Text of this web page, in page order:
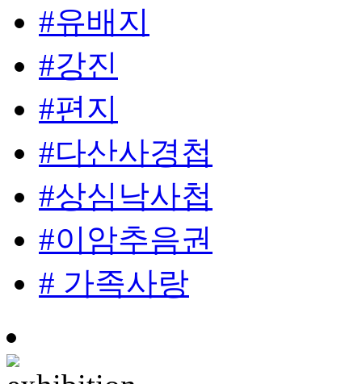
#유배지
#강진
#편지
#다산사경첩
#상심낙사첩
#이암추음권
# 가족사랑